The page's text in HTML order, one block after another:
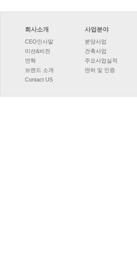
회사소개
CEO인사말
미션&비전
연혁
브랜드소개
ContactUS
사업분야
분양사업
건축사업
주요사업실적
면허및인증